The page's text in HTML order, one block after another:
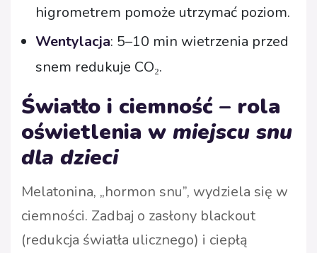
higrometrem pomoże utrzymać poziom.
Wentylacja: 5–10 min wietrzenia przed
snem redukuje CO₂.
Światło i ciemność – rola
oświetlenia w miejscu snu
dla dzieci
Melatonina, „hormon snu”, wydziela się w
ciemności. Zadbaj o zasłony blackout
(redukcja światła ulicznego) i ciepłą